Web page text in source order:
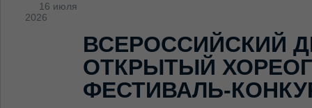
16 июля
2026
ВСЕРОССИЙСКИЙ
ОТКРЫТЫЙ
ФЕСТИВАЛЬ-